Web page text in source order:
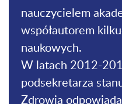
nauczycielem
współautorem
naukowych.
W latach 2012-
podsekretarza
Zdrowia